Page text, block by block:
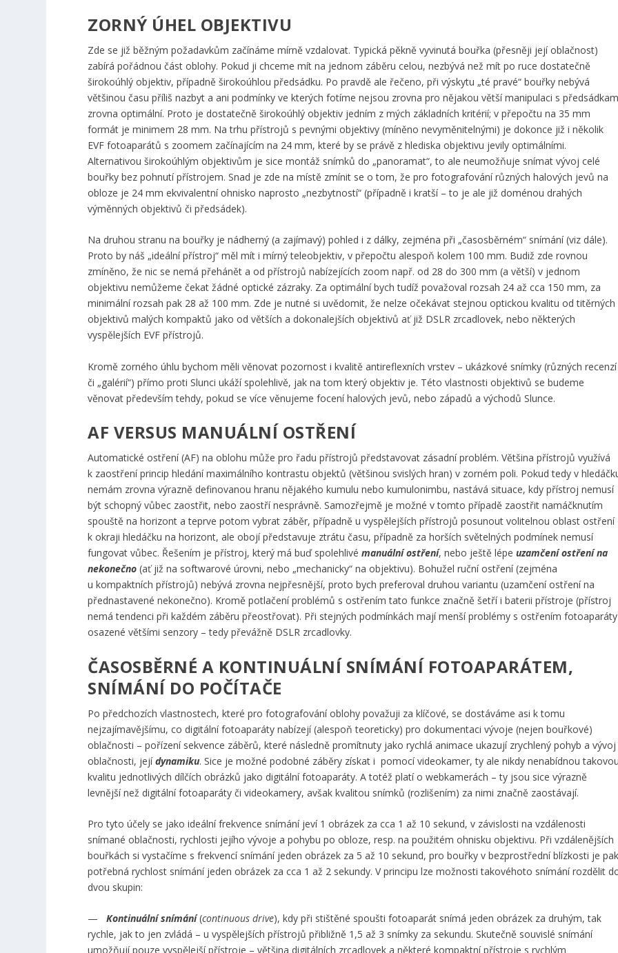
ZORNÝ ÚHEL OBJEKTIVU
Zde se již běžným požadavkům začínáme mírně vzdalovat. Typická pěkně vyvinutá bouřka (přesněji její oblačnost)
zabírá pořádnou část oblohy. Pokud ji chceme mít na jednom záběru celou, nezbývá než mít po ruce dostatečně
širokoúhlý objektiv, případně širokoúhlou předsádku. Po pravdě ale řečeno, při výskytu „té pravé“ bouřky nebývá
většinou času příliš nazbyt a ani podmínky ve kterých fotíme nejsou zrovna pro nějakou větší manipulaci s
zrovna optimální. Proto je dostatečně širokoúhlý objektiv jedním z mých základních kritérií; v přepočtu na 35 mm
formát je minimem 28 mm. Na trhu přístrojů s pevnými objektivy (míněno nevyměnitelnými) je dokonce již i několik
EVF fotoaparátů s zoomem začínajícím na 24 mm, které by se právě z hlediska objektivu jevily optimálními.
Alternativou širokoúhlým objektivům je sice montáž snímků do „panoramat“, to ale neumožňuje snímat vývoj celé
bouřky bez pohnutí přístrojem. Snad je zde na místě zmínit se o tom, že pro fotografování různých halových jevů na
obloze je 24 mm ekvivalentní ohnisko naprosto „nezbytností“ (případně i kratší – to je ale již doménou drahých
výměnných objektivů či předsádek).
Na druhou stranu na bouřky je nádherný (a zajímavý) pohled i z dálky, zejména při „časosběrném“ snímání (viz dále).
Proto by náš „ideální přístroj“ měl mít i mírný teleobjektiv, v přepočtu alespoň kolem 100 mm. Budiž zde rovnou
zmíněno, že nic se nemá přehánět a od přístrojů nabízejících zoom např. od 28 do 300 mm (a větší) v jednom
objektivu nemůžeme čekat žádné optické zázraky. Za optimální bych tudíž považoval rozsah 24 až cca 150 mm, za
minimální rozsah pak 28 až 100 mm. Zde je nutné si uvědomit, že nelze očekávat stejnou optickou kvalitu od titěrných
objektivů malých kompaktů jako od větších a dokonalejších objektivů ať již DSLR zrcadlovek, nebo některých
vyspělejších EVF přístrojů.
Kromě zorného úhlu bychom měli věnovat pozornost i kvalitě antireflexních vrstev – ukázkové snímky (různých recenzí
či „galérií“) přímo proti Slunci ukáží spolehlivě, jak na tom který objektiv je. Této vlastnosti objektivů se budeme
věnovat především tehdy, pokud se více věnujeme focení halových jevů, nebo západů a východů Slunce.
AF VERSUS MANUÁLNÍ OSTŘENÍ
Automatické ostření (AF) na oblohu může pro řadu přístrojů představovat zásadní problém. Většina přístrojů využívá
k zaostření princip hledání maximálního kontrastu objektů (většinou svislých hran) v zorném poli. Pokud tedy v
nemám zrovna výrazně definovanou hranu nějakého kumulu nebo kumulonimbu, nastává situace, kdy přístroj nemusí
být schopný vůbec zaostřit, nebo zaostří nesprávně. Samozřejmě je možné v tomto případě zaostřit namáčknutím
spouště na horizont a teprve potom vybrat záběr, případně u vyspělejších přístrojů posunout volitelnou oblast ostření
k okraji hledáčku na horizont, ale obojí představuje ztrátu času, případně za horších světelných podmínek nemusí
fungovat vůbec. Řešením je přístroj, který má buď spolehlivémanuální ostření, nebo ještě lépeuzamčení ostření na
nekonečno (ať již na softwarové úrovni, nebo „mechanicky“ na objektivu). Bohužel ruční ostření (zejména
u kompaktních přístrojů) nebývá zrovna nejpřesnější, proto bych preferoval druhou variantu (uzamčení ostření na
přednastavené nekonečno). Kromě potlačení problémů s ostřením tato funkce značně šetří i baterii přístroje (přístroj
nemá tendenci při každém záběru přeostřovat). Při stejných podmínkách mají menší problémy s ostřením fotoaparáty
osazené většími senzory – tedy převážně DSLR zrcadlovky.
ČASOSBĚRNÉ A KONTINUÁLNÍ SNÍMÁNÍ FOTOAPARÁTEM,
SNÍMÁNÍ DO POČÍTAČE
Po předchozích vlastnostech, které pro fotografování oblohy považuji za klíčové, se dostáváme asi k tomu
nejzajímavějšímu, co digitální fotoaparáty nabízejí (alespoň teoreticky) pro dokumentaci vývoje (nejen bouřkové)
oblačnosti – pořízení sekvence záběrů, které následně promítnuty jako rychlá animace ukazují zrychlený pohyb a vývoj
oblačnosti, jejídynamiku. Sice je možné podobné záběry získat i pomocí videokamer, ty ale nikdy nenabídnou
kvalitu jednotlivých dílčích obrázků jako digitální fotoaparáty. A totéž platí o webkamerách – ty jsou sice výrazně
levnější než digitální fotoaparáty či videokamery, avšak kvalitou snímků (rozlišením) za nimi značně zaostávají.
Pro tyto účely se jako ideální frekvence snímání jeví 1 obrázek za cca 1 až 10 sekund, v závislosti na vzdálenosti
snímané oblačnosti, rychlosti jejího vývoje a pohybu po obloze, resp. na použitém ohnisku objektivu. Při vzdálenějších
bouřkách si vystačíme s frekvencí snímání jeden obrázek za 5 až 10 sekund, pro bouřky v bezprostřední blízkosti je
potřebná rychlost snímání jeden obrázek za cca 1 až 2 sekundy. V principu lze možnosti takovéhoto snímání rozdělit
dvou skupin:
—Kontinuální snímání(continuous drive), kdy při stištěné spoušti fotoaparát snímá jeden obrázek za druhým, tak
rychle, jak to jen zvládá – u vyspělejších přístrojů přibližně 1,5 až 3 snímky za sekundu. Skutečně souvislé snímání
umožňují pouze vyspělejší přístroje – většina digitálních zrcadlovek a některé kompaktní přístroje s rychlým